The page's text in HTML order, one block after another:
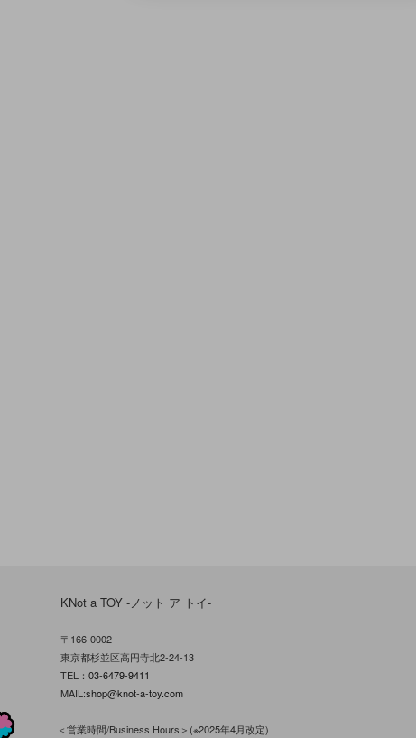
KNot a TOY -ノット ア トイ-
〒166-0002
東京都杉並区高円寺北2-24-13
TEL：03-6479-9411
MAIL:shop@knot-a-toy.com
＜営業時間/Business Hours＞(※2025年4月改定)